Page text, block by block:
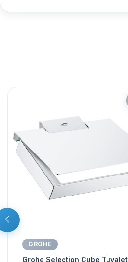
GROHE
Grohe Selection Cube Tuvalet